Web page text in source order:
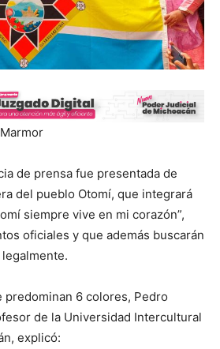
de prensa fue presentada de
del pueblo Otomí, que integrará
siempre vive en mi corazón”,
oficiales y que además buscarán
predominan 6 colores, Pedro
de la Universidad Intercultural
explicó: